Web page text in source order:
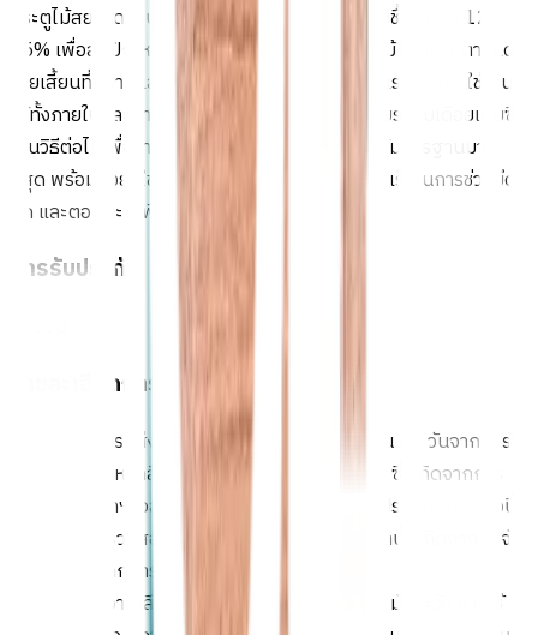
ประตูไม้สยาแดงอบแห้งเน้นความเรียบง่ายในความชื้นสัมผัส 12-
15% เพื่อลดปัญหาไม้หด บวม หรือ โก่งงอ มีเนื้อไม้โทนสีน้ำตาลแดง
ลายเสี้ยนที่หยาบและเงาเป็นธรรมชาติ มีความแข็งแรง คงทน ใช้งาน
ได้ทั้งภายในและภายนอก และประกอบเข้าเดือยด้วยระบบเดือยเต็มซึ่ง
เป็นวิธีต่อไม้เพื่องานที่ต้องการความเข็งแรง และได้มาตรฐานมาก
ที่สุด พร้อมทั้งยังใช้กาว E0 ซึ่งปราศจากสารก่อมะเร็งในการช่วยยึด
ติด และตอกตะปูเพื่อเพิ่มความแข็งแรง
การรับประกัน
รายละเอียดการรับประกัน
1. ลูกค้าสามารถส่งเปลี่ยน หรือ คืน สินค้าได้ภายใน 30 วันจากวันรับ
มอบสินค้า ถ้าหากสินค้าชำรุด หรือ ไม่ได้มาตรฐาน ซึ่งเกิดจากการ
ผลิต แต่บริษัทฯขอสงวนสิทธิ์ในการยกเลิกการรับประกันสินค้า ดังนี้
1.1 ถ้าหากตรวจสอบพบว่าความเสียหายของสินค้านั้นเกิดจากปัจจัย
ที่นอกเหนือจากการผลิต
1.2 ถ้าหากความเสียหายเกิดจากการจัดเก็บที่ไม่ระมัดระวัง การใช้